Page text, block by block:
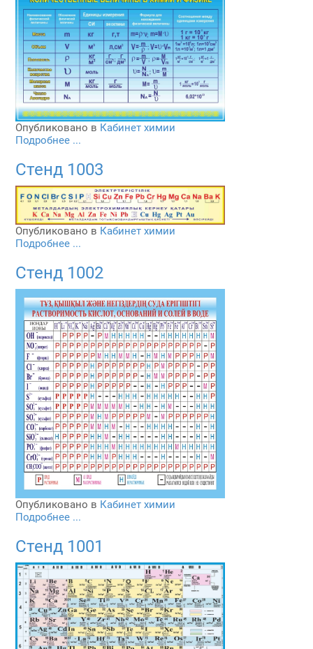
Опубликовано в Кабинет химии
Подробнее ...
Стенд 1003
Опубликовано в Кабинет химии
Подробнее ...
Стенд 1002
Опубликовано в Кабинет химии
Подробнее ...
Стенд 1001